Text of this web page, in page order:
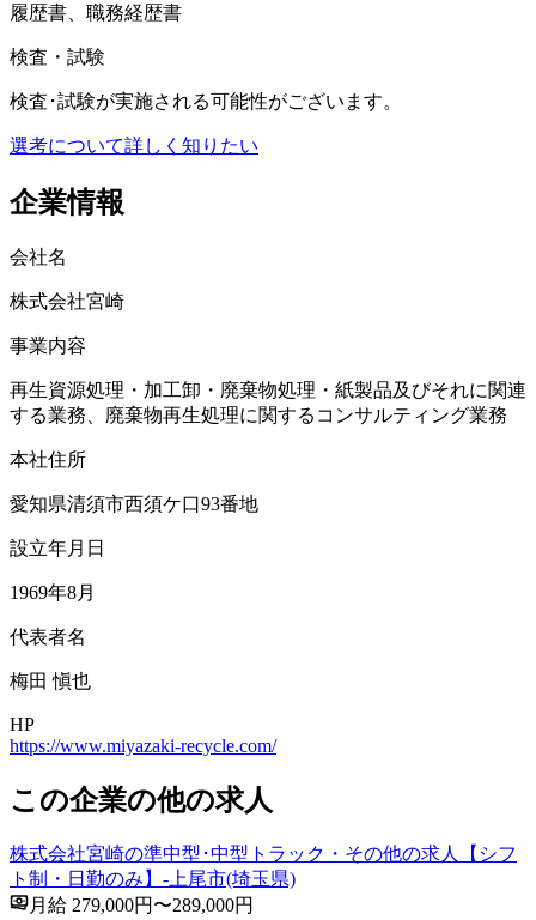
履歴書、職務経歴書
検査・試験
検査･試験が実施される可能性がございます。
選考について詳しく知りたい
企業情報
会社名
株式会社宮崎
事業内容
再生資源処理・加工卸・廃棄物処理・紙製品及びそれに関連
する業務、廃棄物再生処理に関するコンサルティング業務
本社住所
愛知県清須市西須ケ口93番地
設立年月日
1969年8月
代表者名
梅田 愼也
HP
https://www.miyazaki-recycle.com/
この企業の他の求人
株式会社宮崎の準中型･中型トラック・その他の求人【シフ
ト制・日勤のみ】-上尾市(埼玉県)
月給 279,000円〜289,000円